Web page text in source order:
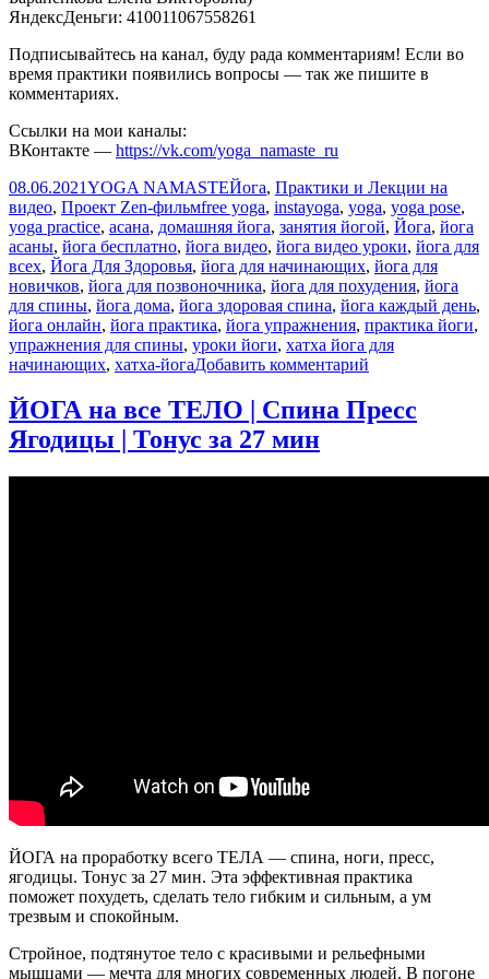
ЯндексДеньги: 410011067558261
Подписывайтесь на канал, буду рада комментариям! Если во
время практики появились вопросы — так же пишите в
комментариях.
Ссылки на мои каналы:
ВКонтакте — https://vk.com/yoga_namaste_ru
Опубликовано
08.06.2021Автор
YOGA NAMASTEРубрики
Йога, Практики и Лекции на
видео, Проект Zen-фильмМетки
free yoga, instayoga, yoga, yoga pose,
yoga practice, асана, домашняя йога, занятия йогой, Йога, йога
асаны, йога бесплатно, йога видео, йога видео уроки, йога для
всех, Йога Для Здоровья, йога для начинающих, йога для
новичков, йога для позвоночника, йога для похудения, йога
для спины, йога дома, йога здоровая спина, йога каждый день,
йога онлайн, йога практика, йога упражнения, практика йоги,
упражнения для спины, уроки йоги, хатха йога для
начинающих, хатха-йогаДобавить комментарий
Хатха
йога
и
ЙОГА на все ТЕЛО | Спина Пресс
Ягодицы | Тонус за 27 мин
ЙОГА на проработку всего ТЕЛА — спина, ноги, пресс,
ягодицы. Тонус за 27 мин. Эта эффективная практика
поможет похудеть, сделать тело гибким и сильным, а ум
трезвым и спокойным.
Стройное, подтянутое тело с красивыми и рельефными
мышцами — мечта для многих современных людей. В погоне